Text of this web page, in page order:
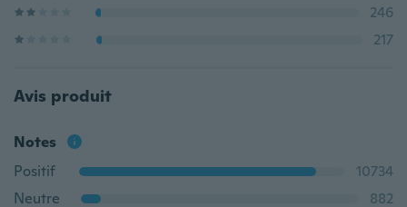
246
217
Avis produit
Notes
Positif
10734
Neutre
882